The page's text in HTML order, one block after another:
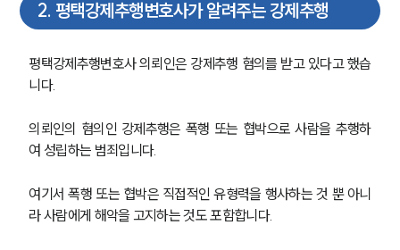
2. 평택강제추행변호사가 알려주는 강제추행
평택강제추행변호사 의뢰인은 강제추행 혐의를 받고 있다고 했습
니다.
의뢰인의 혐의인 강제추행은 폭행 또는 협박으로 사람을 추행하
여 성립하는 범죄입니다.
여기서 폭행 또는 협박은 직접적인 유형력을 행사하는 것 뿐 아니
라 사람에게 해악을 고지하는 것도 포함합니다.